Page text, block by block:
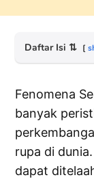
Daftar Isi ⇅
Fenomena
banyak
rupa di
dapat